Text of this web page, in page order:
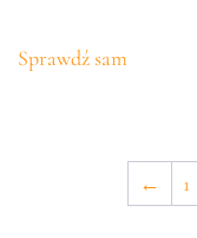
Sprawdź sam
← 1